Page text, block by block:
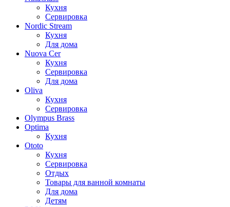
Кухня
Сервировка
Nordic Stream
Кухня
Для дома
Nuova Cer
Кухня
Сервировка
Для дома
Oliva
Кухня
Сервировка
Olympus Brass
Optima
Кухня
Ototo
Кухня
Сервировка
Отдых
Товары для ванной комнаты
Для дома
Детям